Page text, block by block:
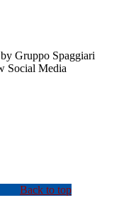
Gruppo Spaggiari
Social Media
Back to top